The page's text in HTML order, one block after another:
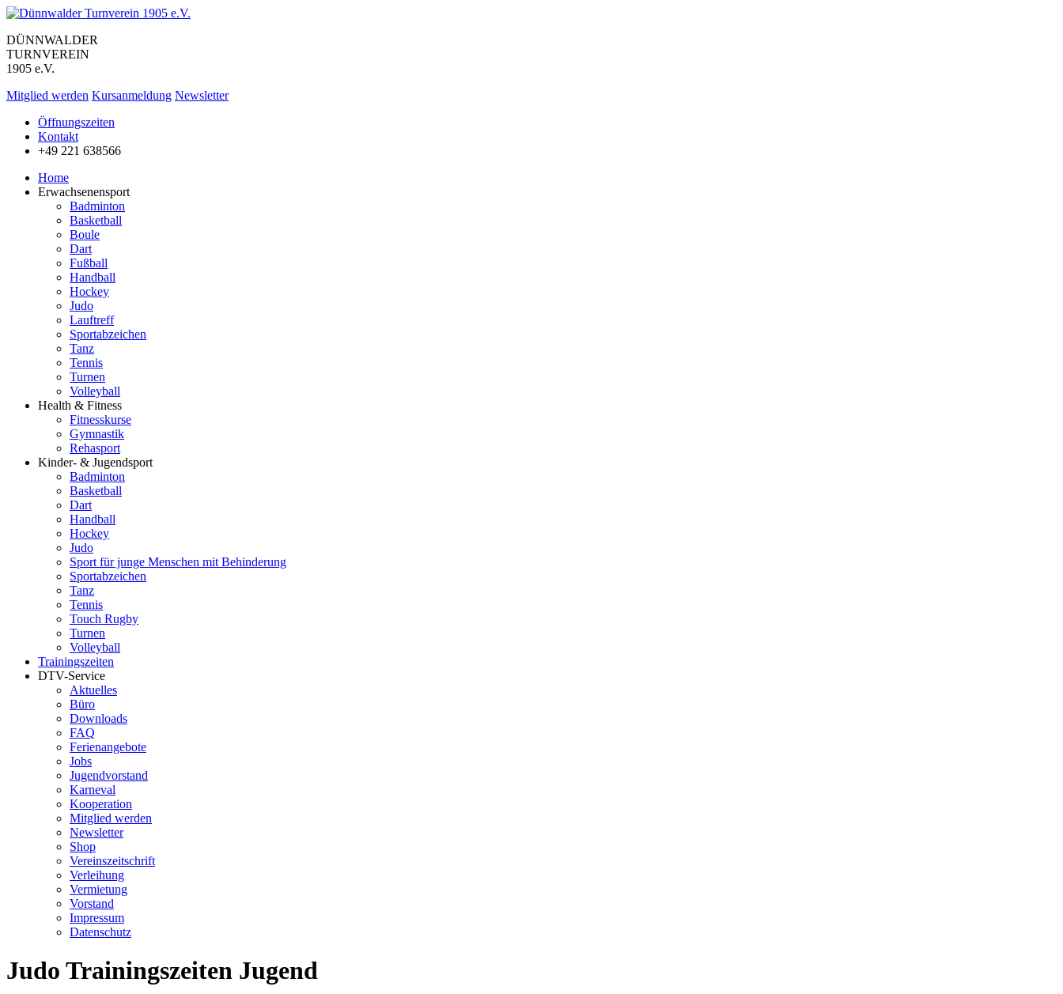
DÜNNWALDER
TURNVEREIN
1905 e.V.
Mitglied werden Kursanmeldung Newsletter
Öffnungszeiten
Kontakt
+49 221 638566
Home
Erwachsenensport
Badminton
Basketball
Boule
Dart
Fußball
Handball
Hockey
Judo
Lauftreff
Sportabzeichen
Tanz
Tennis
Turnen
Volleyball
Health & Fitness
Fitnesskurse
Gymnastik
Rehasport
Kinder- & Jugendsport
Badminton
Basketball
Dart
Handball
Hockey
Judo
Sport für junge Menschen mit Behinderung
Sportabzeichen
Tanz
Tennis
Touch Rugby
Turnen
Volleyball
Trainingszeiten
DTV-Service
Aktuelles
Büro
Downloads
FAQ
Ferienangebote
Jobs
Jugendvorstand
Karneval
Kooperation
Mitglied werden
Newsletter
Shop
Vereins­zeitschrift
Verleihung
Vermietung
Vorstand
Impressum
Datenschutz­
Judo Trainingszeiten Jugend